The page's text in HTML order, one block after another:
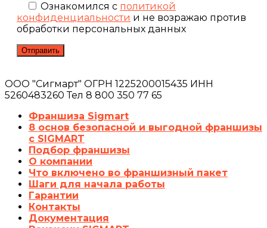
Ознакомился с политикой
конфиденциальности и не возражаю против
обработки персональных данных
ООО "Сигмарт" ОГРН 1225200015435 ИНН
5260483260 Тел 8 800 350 77 65
Франшиза Sigmart
8 основ безопасной и выгодной франшизы
с SIGMART
Подбор франшизы
О компании
Что включено во франшизный пакет
Шаги для начала работы
Гарантии
Контакты
Документация